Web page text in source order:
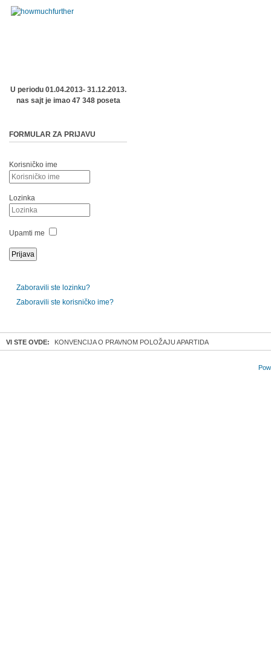
U periodu 01.04.2013- 31.12.2013.
nas sajt je imao 47 348 poseta
FORMULAR ZA PRIJAVU
Korisničko ime
Lozinka
Upamti me
Zaboravili ste lozinku?
Zaboravili ste korisničko ime?
VI STE OVDE: KONVENCIJA O PRAVNOM POLOŽAJU APARTIDA